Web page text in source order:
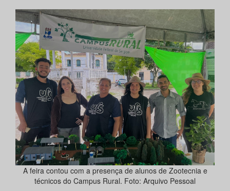
A feira contou com a presença de alunos de Zootecnia e
técnicos do Campus Rural. Foto: Arquivo Pessoal